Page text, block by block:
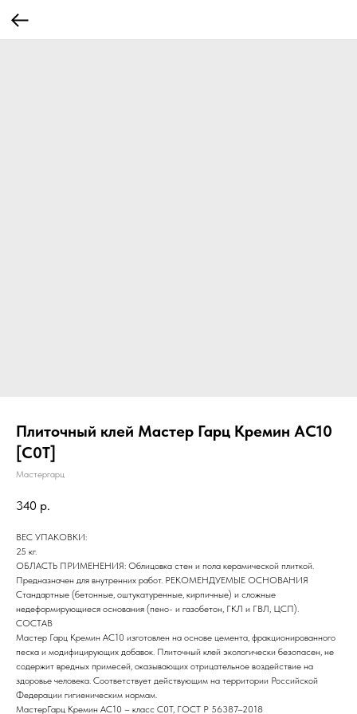
Плиточный клей Мастер Гарц Кремин AC10
[C0Т]
Мастергарц
340 р.
ВЕС УПАКОВКИ:
25 кг.
ОБЛАСТЬ ПРИМЕНЕНИЯ: Облицовка стен и пола керамической плиткой.
Предназначен для внутренних работ. РЕКОМЕНДУЕМЫЕ ОСНОВАНИЯ
Стандартные (бетонные, оштукатуренные, кирпичные) и сложные
недеформирующиеся основания (пено- и газобетон, ГКЛ и ГВЛ, ЦСП).
СОСТАВ
Мастер Гарц Кремин AC10 изготовлен на основе цемента, фракционированного
песка и модифицирующих добавок. Плиточный клей экологически безопасен, не
содержит вредных примесей, оказывающих отрицательное воздействие на
здоровье человека. Соответствует действующим на территории Российской
Федерации гигиеническим нормам.
МастерГарц Кремин АС10 – класс С0Т, ГОСТ Р 56387–2018